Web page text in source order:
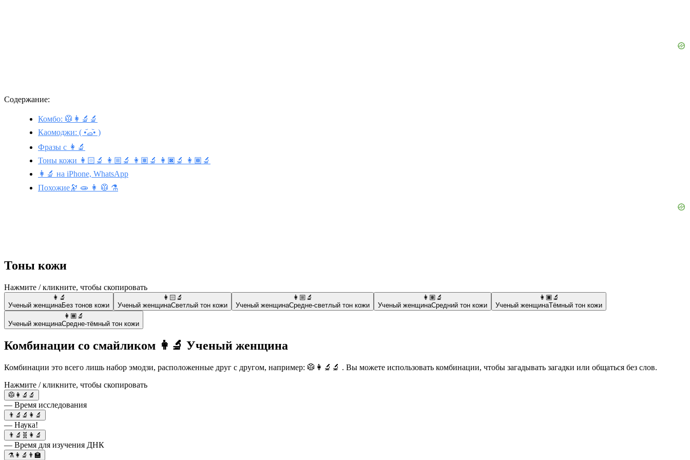
Содержание:
Комбо: 🥼👩‍🔬🔬
Каомоджи: ( •᷄ࡇ•᷅ )
Фразы с 👩‍🔬
Тоны кожи 👩🏻‍🔬 👩🏼‍🔬 👩🏽‍🔬 👩🏿‍🔬 👩🏾‍🔬
👩‍🔬 на iPhone, WhatsApp
Похожие🔭 🧫 👩 🥼 ⚗️
Тоны кожи
Нажмите / кликните, чтобы скопировать
👩‍🔬
Ученый женщинаБез тонов кожи
👩🏻‍🔬
Ученый женщинаСветлый тон кожи
👩🏼‍🔬
Ученый женщинаСредне-светлый тон кожи
👩🏽‍🔬
Ученый женщинаСредний тон кожи
👩🏿‍🔬
Ученый женщинаТёмный тон кожи
👩🏾‍🔬
Ученый женщинаСредне-тёмный тон кожи
Комбинации со смайликом 👩‍🔬 Ученый женщина
Комбинации это всего лишь набор эмодзи, расположенные друг с другом, например: 🥼👩‍🔬🔬 . Вы можете использовать комбинации, чтобы загадывать загадки или общаться без слов.
Нажмите / кликните, чтобы скопировать
🥼👩‍🔬🔬
— Время исследования
👨‍🔬🔬👩‍🔬
— Наука!
👨‍🔬🧬👩‍🔬
— Время для изучения ДНК
⚗️👩‍🔬👨‍🏫